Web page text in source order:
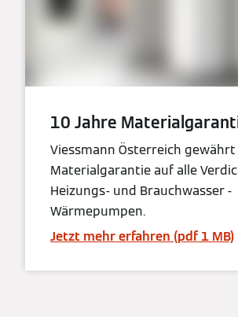
10 Jahre
Viessmann Österreich
Materialgarantie auf alle
Heizungs- und Brauchwasser -
Wärmepumpen.
Jetzt mehr erfahren (pdf 1 MB)